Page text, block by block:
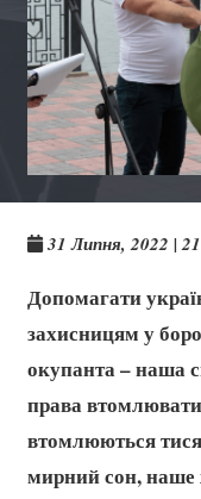
31 Липня, 2022 |
Допомагати
захисницям у
окупанта – наша
права
втомлюються
мирний сон, наше